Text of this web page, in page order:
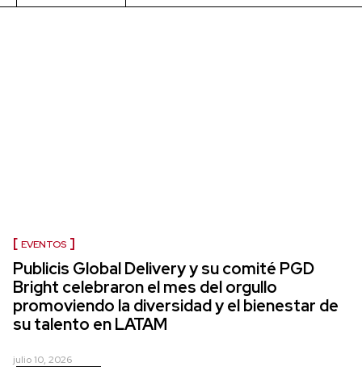
EVENTOS
Publicis Global Delivery y su comité PGD
Bright celebraron el mes del orgullo
promoviendo la diversidad y el bienestar de
su talento en LATAM
julio 10, 2026